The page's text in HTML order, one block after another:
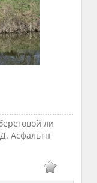
ли
Асфальтн